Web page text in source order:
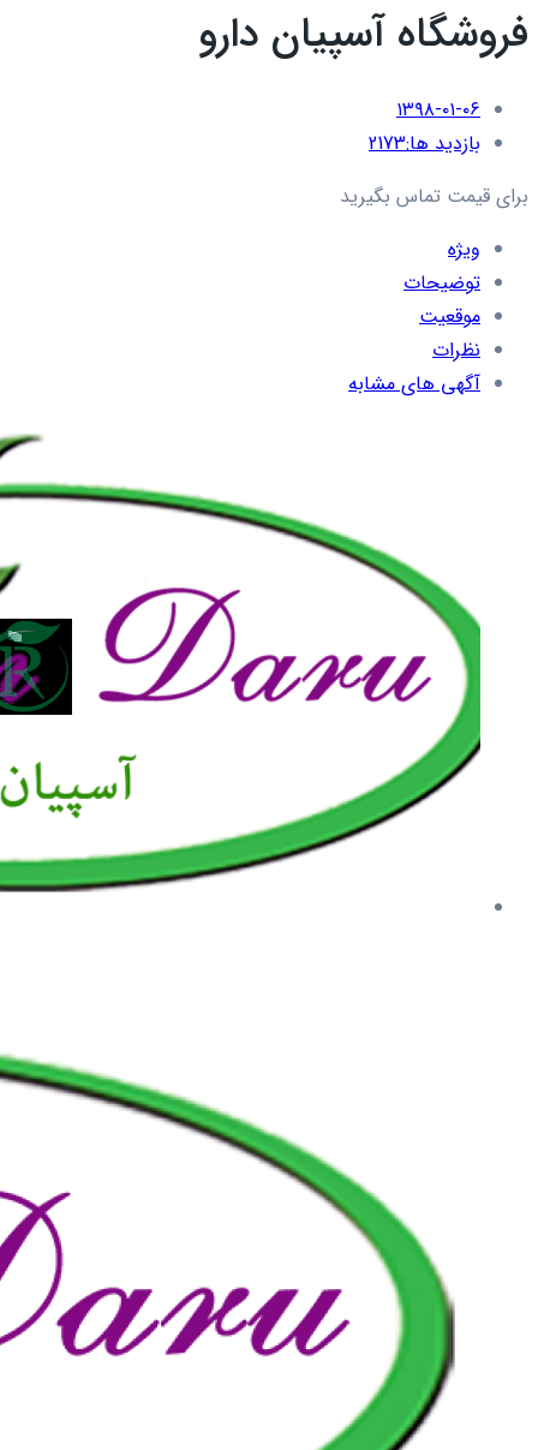
فروشگاه آسپیان دارو
۱۳۹۸-۰۱-۰۶
بازدید ها:2173
برای قیمت تماس بگیرید
ویژه
توضیحات
موقعیت
نظرات
آگهی های مشابه